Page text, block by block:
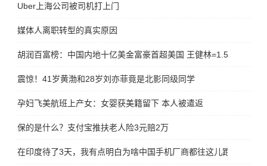
Uber上海公司被司机打上门
媒体人离职转型的真实原因
胡润百富榜：中国内地十亿美金富豪首超美国 王健林=1.5个马云
震惊！41岁黄渤和28岁刘亦菲竟是北影同级同学
孕妇飞美航班上产女：女婴获美籍留下 本人被遣返
保的是什么？支付宝推扶老人险3元赔2万
在印度待了3天，我有点明白为啥中国手机厂商都往这儿跑了